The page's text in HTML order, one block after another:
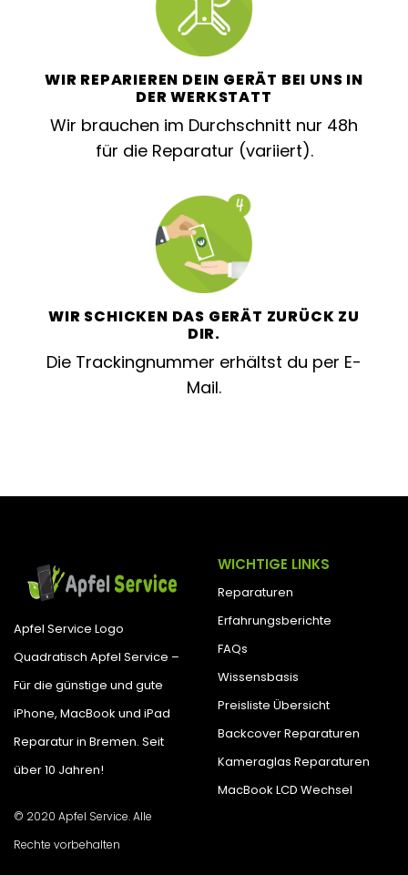
WIR REPARIEREN DEIN GERÄT BEI UNS IN
DER WERKSTATT
Wir brauchen im Durchschnitt nur 48h
für die Reparatur (variiert).
WIR SCHICKEN DAS GERÄT ZURÜCK ZU
DIR.
Die Trackingnummer erhältst du per E-
Mail.
Apfel Service Logo
Quadratisch Apfel Service –
Für die günstige und gute
iPhone, MacBook und iPad
Reparatur in Bremen. Seit
über 10 Jahren!
© 2020 Apfel Service. Alle
Rechte vorbehalten
WICHTIGE LINKS
Reparaturen
Erfahrungsberichte
FAQs
Wissensbasis
Preisliste Übersicht
Backcover Reparaturen
Kameraglas Reparaturen
MacBook LCD Wechsel